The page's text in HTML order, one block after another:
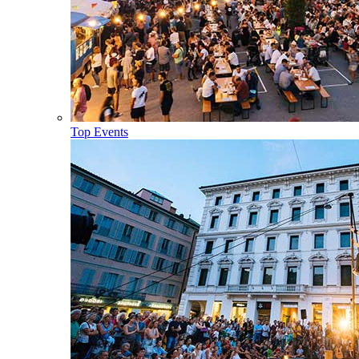
Top Events